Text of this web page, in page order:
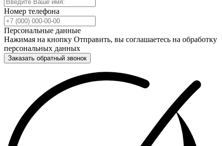
Номер телефона
Персональные данные
Нажимая на кнопку Отправить, вы соглашаетесь на обработку
персональных данных
Заказать обратный звонок